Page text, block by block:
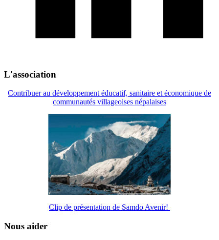
L'association
Contribuer au développement éducatif, sanitaire et économique de
communautés villageoises népalaises
Clip de présentation de Samdo Avenir!
Nous aider